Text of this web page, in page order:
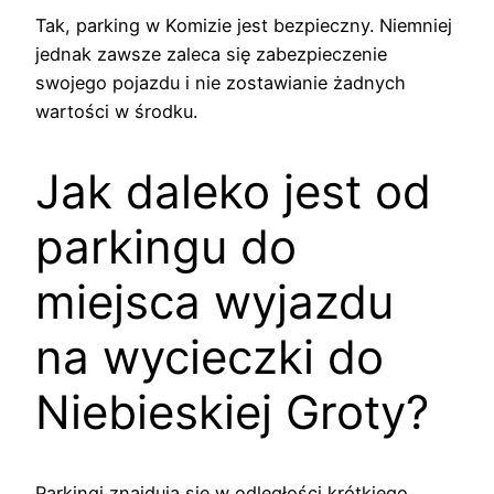
Tak, parking w Komizie jest bezpieczny. Niemniej
jednak zawsze zaleca się zabezpieczenie
swojego pojazdu i nie zostawianie żadnych
wartości w środku.
Jak daleko jest od
parkingu do
miejsca wyjazdu
na wycieczki do
Niebieskiej Groty?